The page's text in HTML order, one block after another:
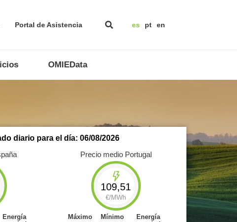
Portal de Asistencia es pt en
OMIEData
diario para el día: 06/08/2026
Energía
Precio medio Portugal
109,51
€/MWh
Máximo
Mínimo
Energía